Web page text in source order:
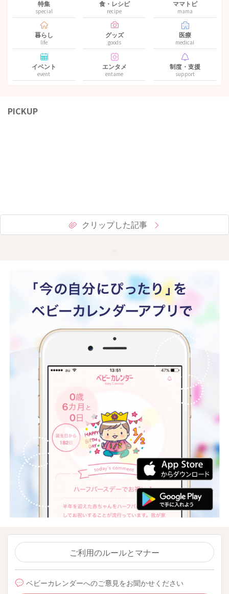
特集
special
食・レシピ
recipe
ママトピ
mama
暮らし
life
グッズ
goods
医療
medical
イベント
event
エンタメ
entame
制度・支援
support
PICKUP
クリップした記事
ご利用のルールとマナー
ベビーカレンダーへのご意見をお聞かせください